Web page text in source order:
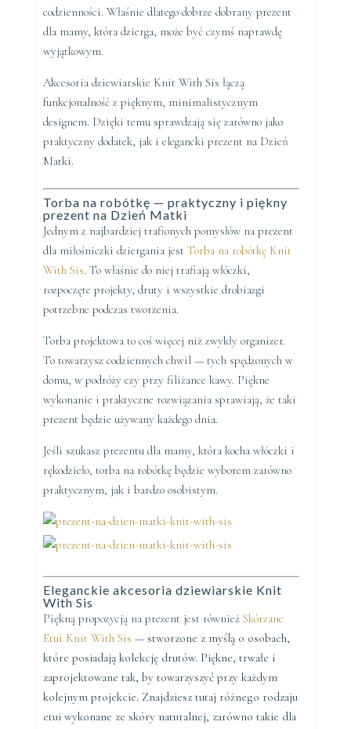
codzienności. Właśnie dlatego dobrze dobrany prezent
dla mamy, która dzierga, może być czymś naprawdę
wyjątkowym.
Akcesoria dziewiarskie Knit With Sis łączą
funkcjonalność z pięknym, minimalistycznym
designem. Dzięki temu sprawdzają się zarówno jako
praktyczny dodatek, jak i elegancki prezent na Dzień
Matki.
Torba na robótkę — praktyczny i piękny
prezent na Dzień Matki
Jednym z najbardziej trafionych pomysłów na prezent
dla miłośniczki dziergania jest Torba na robótkę Knit
With Sis. To właśnie do niej trafiają włóczki,
rozpoczęte projekty, druty i wszystkie drobiazgi
potrzebne podczas tworzenia.
Torba projektowa to coś więcej niż zwykły organizer.
To towarzysz codziennych chwil — tych spędzonych w
domu, w podróży czy przy filiżance kawy. Piękne
wykonanie i praktyczne rozwiązania sprawiają, że taki
prezent będzie używany każdego dnia.
Jeśli szukasz prezentu dla mamy, która kocha włóczki i
rękodzieło, torba na robótkę będzie wyborem zarówno
praktycznym, jak i bardzo osobistym.
Eleganckie akcesoria dziewiarskie Knit
With Sis
Piękną propozycją na prezent jest również Skórzane
Etui Knit With Sis — stworzone z myślą o osobach,
które posiadają kolekcję drutów. Piękne, trwałe i
zaprojektowane tak, by towarzyszyć przy każdym
kolejnym projekcie. Znajdziesz tutaj różnego rodzaju
etui wykonane ze skóry naturalnej, zarówno takie dla